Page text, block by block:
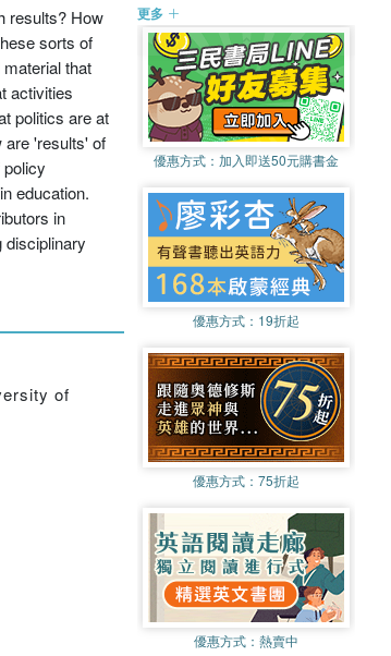
results? How
sorts of
that
activities
politics are at
are 'results' of
education.
in
disciplinary
of
更多
優惠方式： 加入即送50元購書金
優惠方式： 19折起
優惠方式： 75折起
優惠方式： 熱賣中